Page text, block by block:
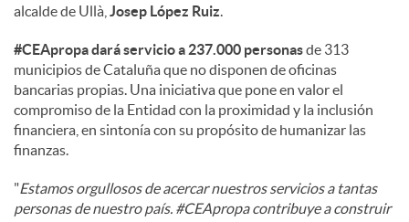
o
s
alcalde de Ullà, Josep López Ruiz.
#CEApropa dará servicio a 237.000 personasde 313
municipios de Cataluña que no disponen de oficinas
bancarias propias. Una iniciativa que pone en valor el
compromiso de la Entidad con la proximidad y la inclusión
financiera, en sintonía con su propósito de humanizar las
finanzas.
"Estamos orgullosos de acercar nuestros servicios a tantas
personas de nuestro país. #CEApropa contribuye a construir